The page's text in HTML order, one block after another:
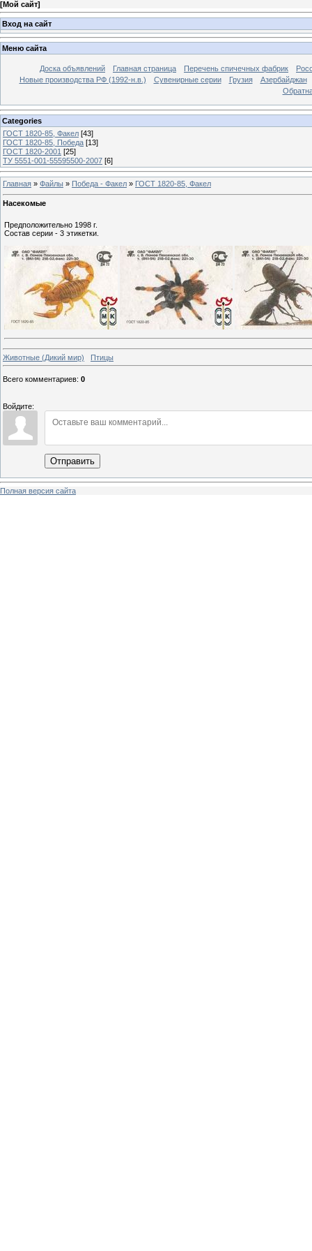
[Мой сайт]
Вход на сайт
Меню сайта
Доска объявлений Главная страница Перечень спичечных фабрик
Новые производства РФ (1992-н.в.)
Сувенирные серии Грузия
Азербайджан
Categories
ГОСТ 1820-85, Факел [43]
ГОСТ 1820-85, Победа [13]
ГОСТ 1820-2001 [25]
ТУ 5551-001-55595500-2007 [6]
Главная » Файлы » Победа - Факел » ГОСТ 1820-85, Факел
Насекомые
Предположительно 1998 г.
Состав серии - 3 этикетки.
Животные (Дикий мир) Птицы
Всего комментариев: 0
Войдите:
Отправить
Полная версия сайта